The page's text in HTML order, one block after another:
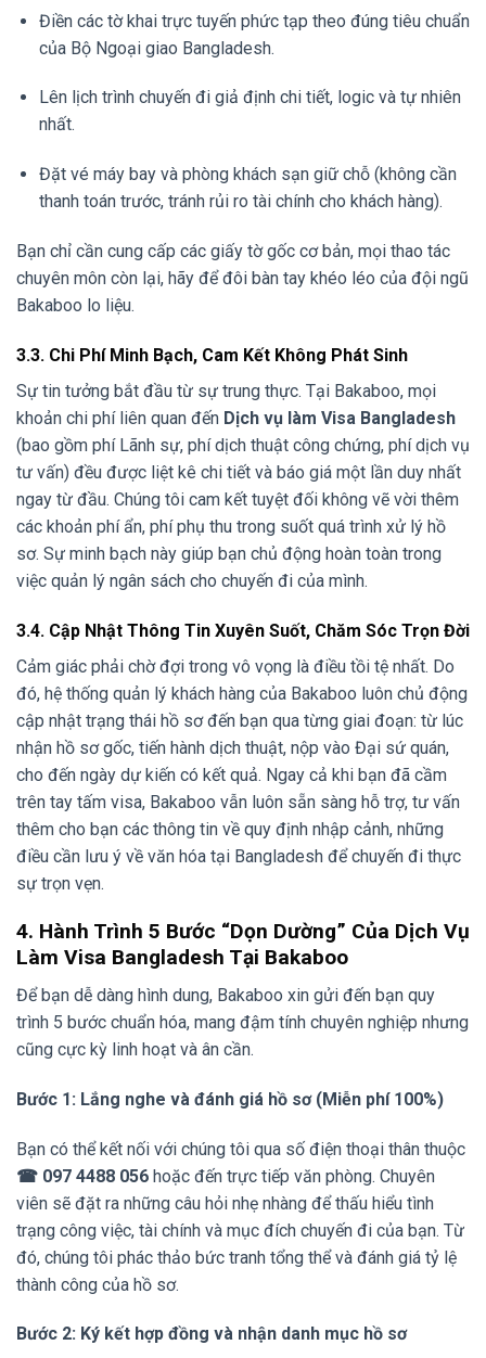
Điền các tờ khai trực tuyến phức tạp theo đúng tiêu chuẩn
của Bộ Ngoại giao Bangladesh.
Lên lịch trình chuyến đi giả định chi tiết, logic và tự nhiên
nhất.
Đặt vé máy bay và phòng khách sạn giữ chỗ (không cần
thanh toán trước, tránh rủi ro tài chính cho khách hàng).
Bạn chỉ cần cung cấp các giấy tờ gốc cơ bản, mọi thao tác
chuyên môn còn lại, hãy để đôi bàn tay khéo léo của đội ngũ
Bakaboo lo liệu.
3.3. Chi Phí Minh Bạch, Cam Kết Không Phát Sinh
Sự tin tưởng bắt đầu từ sự trung thực. Tại Bakaboo, mọi
khoản chi phí liên quan đến Dịch vụ làm Visa Bangladesh
(bao gồm phí Lãnh sự, phí dịch thuật công chứng, phí dịch vụ
tư vấn) đều được liệt kê chi tiết và báo giá một lần duy nhất
ngay từ đầu. Chúng tôi cam kết tuyệt đối không vẽ vời thêm
các khoản phí ẩn, phí phụ thu trong suốt quá trình xử lý hồ
sơ. Sự minh bạch này giúp bạn chủ động hoàn toàn trong
việc quản lý ngân sách cho chuyến đi của mình.
3.4. Cập Nhật Thông Tin Xuyên Suốt, Chăm Sóc Trọn Đời
Cảm giác phải chờ đợi trong vô vọng là điều tồi tệ nhất. Do
đó, hệ thống quản lý khách hàng của Bakaboo luôn chủ động
cập nhật trạng thái hồ sơ đến bạn qua từng giai đoạn: từ lúc
nhận hồ sơ gốc, tiến hành dịch thuật, nộp vào Đại sứ quán,
cho đến ngày dự kiến có kết quả. Ngay cả khi bạn đã cầm
trên tay tấm visa, Bakaboo vẫn luôn sẵn sàng hỗ trợ, tư vấn
thêm cho bạn các thông tin về quy định nhập cảnh, những
điều cần lưu ý về văn hóa tại Bangladesh để chuyến đi thực
sự trọn vẹn.
4. Hành Trình 5 Bước “Dọn Dường” Của Dịch Vụ
Làm Visa Bangladesh Tại Bakaboo
Để bạn dễ dàng hình dung, Bakaboo xin gửi đến bạn quy
trình 5 bước chuẩn hóa, mang đậm tính chuyên nghiệp nhưng
cũng cực kỳ linh hoạt và ân cần.
Bước 1: Lắng nghe và đánh giá hồ sơ (Miễn phí 100%)
Bạn có thể kết nối với chúng tôi qua số điện thoại thân thuộc
☎ 097 4488 056 hoặc đến trực tiếp văn phòng. Chuyên
viên sẽ đặt ra những câu hỏi nhẹ nhàng để thấu hiểu tình
trạng công việc, tài chính và mục đích chuyến đi của bạn. Từ
đó, chúng tôi phác thảo bức tranh tổng thể và đánh giá tỷ lệ
thành công của hồ sơ.
Bước 2: Ký kết hợp đồng và nhận danh mục hồ sơ